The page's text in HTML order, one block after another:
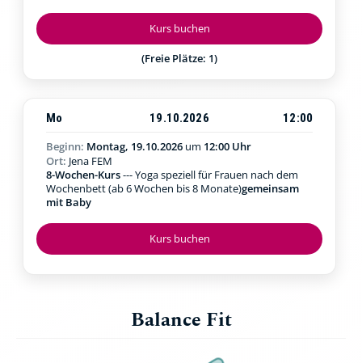
Kurs buchen
(Freie Plätze: 1)
Kurs buchen
Mo 19.10.2026
12:00
Beginn: Montag, 19.10.2026 um 12:00 Uhr
Ort: Jena FEM
8-Wochen-Kurs--- Yoga speziell für Frauen nach dem
Wochenbett (ab 6 Wochen bis 8 Monate)gemeinsam
mit Baby
Balance Fit